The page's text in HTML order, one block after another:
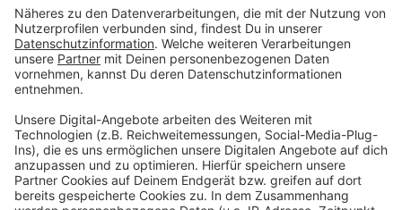
Die Feuerwehr kam, holte den Schwerverletzten aus
seiner Wohnung und rettete weitere Bewohner. Die
sicherte Spuren und ermittelt. Die meisten Bewohner
konnten später zurück in ihre Wohnung.
Anzeige